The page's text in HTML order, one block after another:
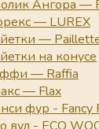
Ангора —
— LUREX
—
на конусе
— Raffia
— Flax
фур - Fancy